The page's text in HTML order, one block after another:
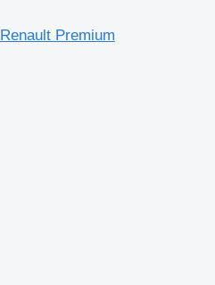
Premium